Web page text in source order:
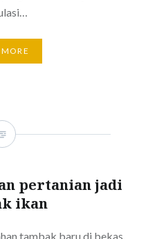
pertanian jadi
ikan
tambak baru di bekas